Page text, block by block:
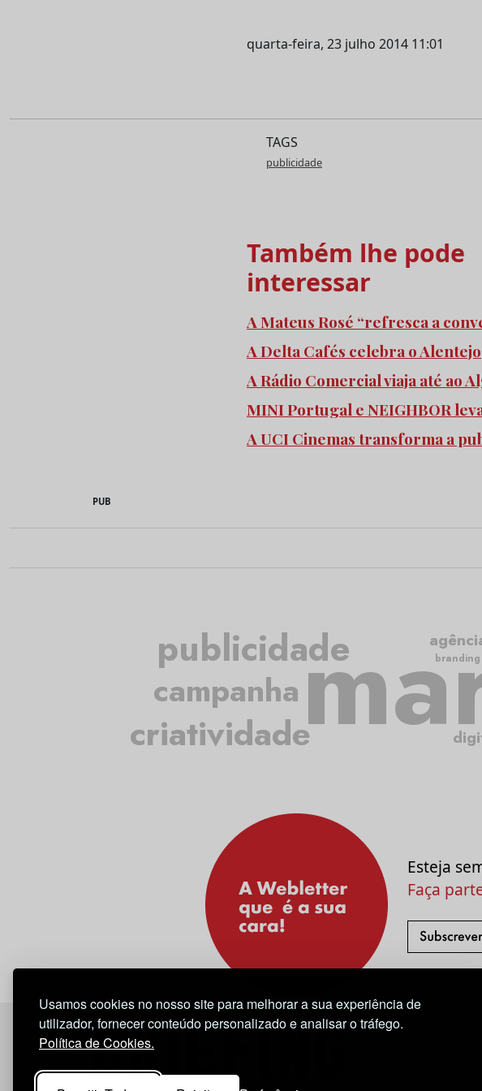
Usamos cookies no nosso site para melhorar a sua experiência de
utilizador, fornecer conteúdo personalizado e analisar o tráfego.
Política de Cookies.
quarta-feira, 23 julho 2014 11:01
TAGS
publicidade
Também lhe pode
interessar
A Mateus Rosé “refresca a
A Delta Cafés celebra o Alentejo
A Rádio Comercial viaja até ao
MINI Portugal e NEIGHBOR
A UCI Cinemas transforma a
PUB
publicidade
criatividade
campanha
branding
Esteja
Faça